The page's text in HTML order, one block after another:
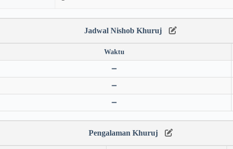
Jadwal Nishob Khuruj
Waktu
➖
➖
➖
Pengalaman Khuruj